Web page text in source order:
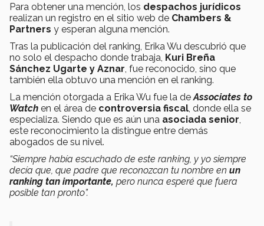
Para obtener una mención, los despachos jurídicos
realizan un registro en el sitio web de Chambers &
Partners y esperan alguna mención.
Tras la publicación del ranking, Erika Wu descubrió que
no solo el despacho donde trabaja, Kuri Breña
Sánchez Ugarte y Aznar, fue reconocido, sino que
también ella obtuvo una mención en el ranking.
La mención otorgada a Erika Wu fue la deAssociates to
Watch en el área de controversia fiscal, donde ella se
especializa. Siendo que es aún una asociada senior,
este reconocimiento la distingue entre demás
abogados de su nivel.
“Siempre había escuchado de este ranking, y yo siempre
decía que, que padre que reconozcan tu nombre en un
ranking tan importante, pero nunca esperé que fuera
posible tan pronto”.